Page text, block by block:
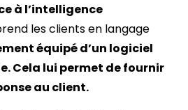
à l’intelligence
les clients en langage
équipé d’un logiciel
Cela lui permet de fournir
au client.